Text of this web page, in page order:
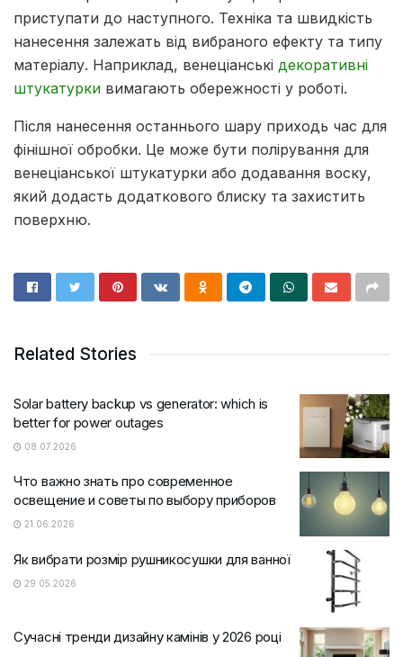
приступати до наступного. Техніка та швидкість
нанесення залежать від вибраного ефекту та типу
матеріалу. Наприклад, венеціанські декоративні
штукатурки вимагають обережності у роботі.
Після нанесення останнього шару приходь час для
фінішної обробки. Це може бути полірування для
венеціанської штукатурки або додавання воску,
який додасть додаткового блиску та захистить
поверхню.
Related Stories
Solar battery backup vs generator: which is
better for power outages
08.07.2026
Что важно знать про современное
освещение и советы по выбору приборов
21.06.2026
Як вибрати розмір рушникосушки для ванної
29.05.2026
Сучасні тренди дизайну камінів у 2026 році